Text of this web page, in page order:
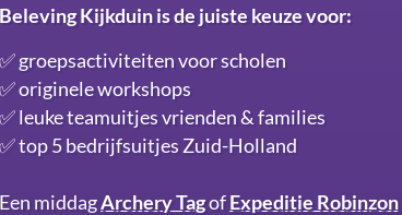
Beleving Kijkduin is de juiste keuze voor:
✅ groepsactiviteiten voor scholen
✅ originele workshops
✅ leuke teamuitjes vrienden & families
✅ top 5 bedrijfsuitjes Zuid-Holland
Een middagArchery TagofExpeditie Robinzon